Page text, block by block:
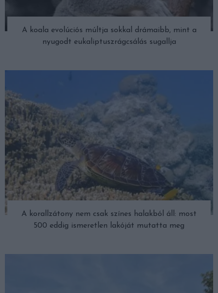
A koala evolúciós múltja sokkal drámaibb, mint a
nyugodt eukaliptuszrágcsálás sugallja
A korallzátony nem csak színes halakból áll: most
500 eddig ismeretlen lakóját mutatta meg